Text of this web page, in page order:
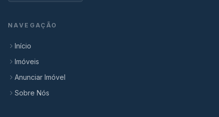
NAVEGAÇÃO
Início
Imóveis
Anunciar Imóvel
Sobre Nós